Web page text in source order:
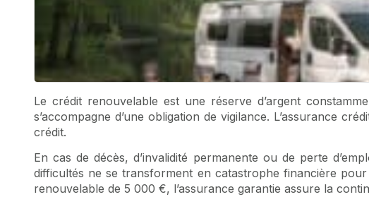
Le crédit renouvelable est une réserve d’argent
s’accompagne d’une obligation de vigilance. L’assurance
crédit.
En cas de décès, d’invalidité permanente ou de perte
difficultés ne se transforment en catastrophe financière
renouvelable de 5 000 €, l’assurance garantie assure la